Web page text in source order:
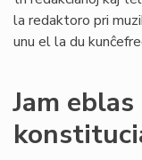
la redaktoro pri
unu el la du
Jam